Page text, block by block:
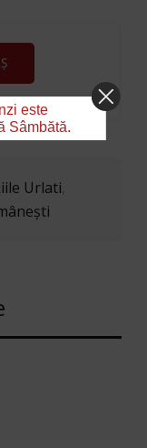
Urlati
este
Sâmbătă.